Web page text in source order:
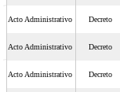
Acto Administrativo Decreto
Acto Administrativo Decreto
Acto Administrativo Decreto